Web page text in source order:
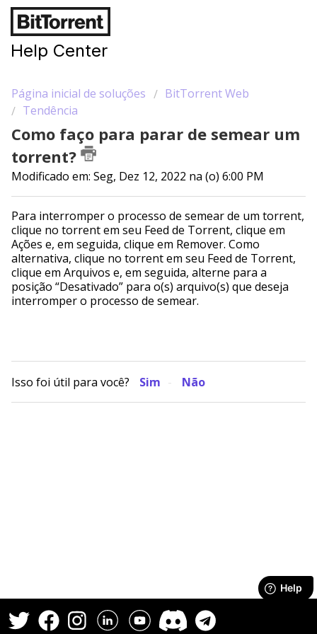
Help Center
Página inicial de soluções
BitTorrent Web
Tendência
Como faço para parar de semear um
torrent?
Modificado em: Seg, Dez 12, 2022 na (o) 6:00 PM
Para interromper o processo de semear de um torrent,
clique no torrent em seu Feed de Torrent, clique em
Ações e, em seguida, clique em Remover. Como
alternativa, clique no torrent em seu Feed de Torrent,
clique em Arquivos e, em seguida, alterne para a
posição “Desativado” para o(s) arquivo(s) que deseja
interromper o processo de semear.
Isso foi útil para você? Sim Não